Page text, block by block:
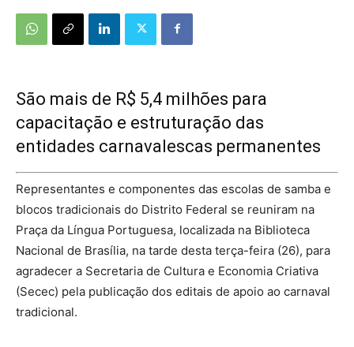
São mais de R$ 5,4 milhões para
capacitação e estruturação das
entidades carnavalescas permanentes
Representantes e componentes das escolas de samba e
blocos tradicionais do Distrito Federal se reuniram na
Praça da Língua Portuguesa, localizada na Biblioteca
Nacional de Brasília, na tarde desta terça-feira (26), para
agradecer a Secretaria de Cultura e Economia Criativa
(Secec) pela publicação dos editais de apoio ao carnaval
tradicional.